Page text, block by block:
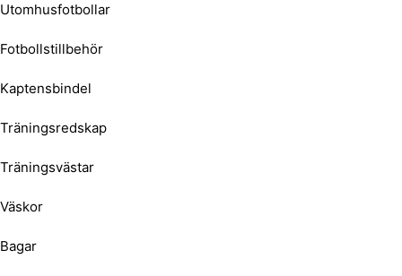
Utomhusfotbollar
Fotbollstillbehör
Kaptensbindel
Träningsredskap
Träningsvästar
Väskor
Bagar